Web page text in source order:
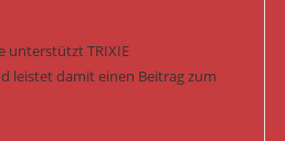
unterstützt TRIXIE
leistet damit einen Beitrag zum